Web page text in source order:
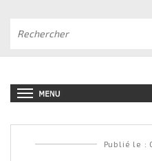
Publié le :